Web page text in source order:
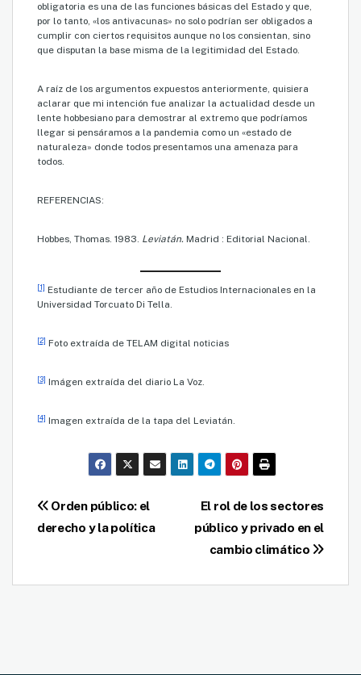
obligatoria es una de las funciones básicas del Estado y que,
por lo tanto, «los antivacunas» no solo podrían ser obligados a
cumplir con ciertos requisitos aunque no los consientan, sino
que disputan la base misma de la legitimidad del Estado.
A raíz de los argumentos expuestos anteriormente, quisiera
aclarar que mi intención fue analizar la actualidad desde un
lente hobbesiano para demostrar al extremo que podríamos
llegar si pensáramos a la pandemia como un «estado de
naturaleza» donde todos presentamos una amenaza para
todos.
REFERENCIAS:
Hobbes, Thomas. 1983. Leviatán. Madrid : Editorial Nacional.
[1] Estudiante de tercer año de Estudios Internacionales en la
Universidad Torcuato Di Tella.
[2] Foto extraída de TELAM digital noticias
[3] Imágen extraída del diario La Voz.
[4] Imagen extraída de la tapa del Leviatán.
Navegación
de
entradas
El rol de los sectores
público y privado en el
cambio climático
Orden público: el
derecho y la política